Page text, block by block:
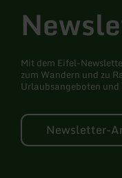
Mit dem Eifel-
zum Wandern und zu
Urlaubsangeboten
Newsletter-